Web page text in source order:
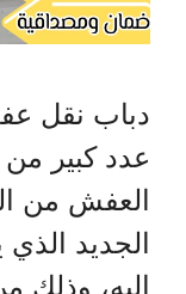
دباب نقل
عدد كبير
العفش من
الجديد
إليه، وذلك